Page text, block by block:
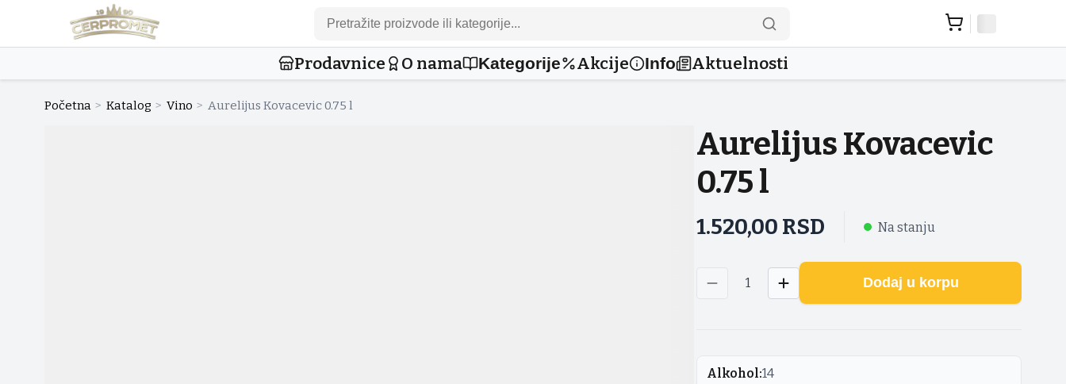
Prodavnice O nama Kategorije Akcije Info Aktuelnosti
Početna > Katalog > Vino > Aurelijus Kovacevic 0.75 l
Aurelijus Kovacevic
0.75 l
1.520,00 RSD Na stanju
1 Dodaj u korpu
Alkohol:14